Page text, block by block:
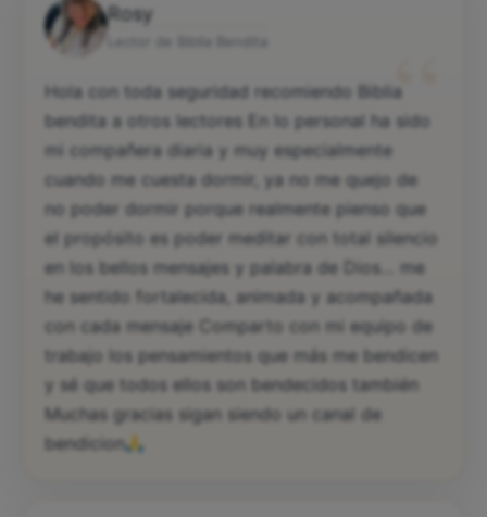
Rosy
“
Hola con toda seguridad recomiendo Biblia
bendita a otros lectores En lo personal ha sido
mi compañera diaria y muy especialmente
cuando me cuesta dormir, ya no me quejo de
no poder dormir porque realmente pienso que
el propósito es poder meditar con total silencio
en los bellos mensajes y palabra de Dios… me
he sentido fortalecida, animada y acompañada
con cada mensaje Comparto con mi equipo de
trabajo los pensamientos que más me bendicen
y sé que todos ellos son bendecidos también
Muchas gracias sigan siendo un canal de
bendicion